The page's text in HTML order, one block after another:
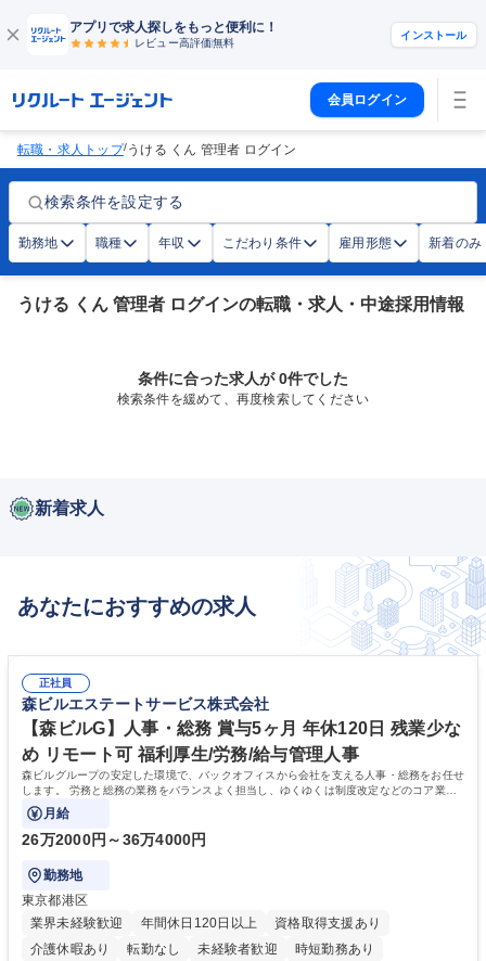
アプリで求人探しをもっと便利に！
レビュー高評価無料
インストール
会員ログイン
転職・求人トップ/うける くん 管理者 ログイン
検索条件を設定する
勤務地 職種 年収 こだわり条件 雇用形態 新着のみ
うける くん 管理者 ログインの転職・求人・中途採用情報
条件に合った求人が 0件でした
検索条件を緩めて、再度検索してください
新着求人
あなたにおすすめの求人
正社員
森ビルエステートサービス株式会社
【森ビルG】人事・総務 賞与5ヶ月 年休120日 残業少な
め リモート可 福利厚生/労務/給与管理人事
森ビルグループの安定した環境で、バックオフィスから会社を支える人事・総務をお任せ
します。 労務と総務の業務をバランスよく担当し、ゆくゆくは制度改定などのコア業務
にも挑戦できる、やりがいある環境です。
月給
26万2000円～36万4000円
勤務地
東京都港区
業界未経験歓迎
年間休日120日以上
資格取得支援あり
介護休暇あり
転勤なし 未経験者歓迎
時短勤務あり